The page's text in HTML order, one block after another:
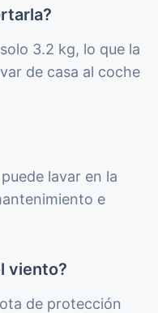
3.2 kg, lo que la
de casa al coche
lavar en la
e
viento?
de protección